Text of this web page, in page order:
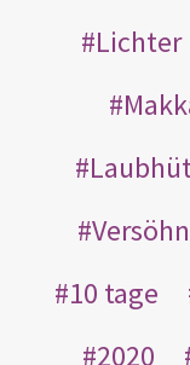
Lichter
10 tage
2020